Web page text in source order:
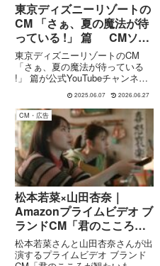
東京ディズニーリゾートの
CM 「さぁ、夏の魔法が待
っている !」 篇 CMソン
グ Mrs. GREEN APPLE
東京ディズニーリゾートのCM
「さぁ、夏の魔法が待っている
!」 篇が公式YouTubeチャンネル
APPLEの楽曲がCMソングとして
使用されています。2025年夏、
東京ディズニーリゾートと人気バ
ンドMr...
2025.06.07 2026.06.27
CM・広告
松本若菜×山田杏奈｜
Amazonプライムビデオ ブ
ランドCM「君のこころが
観たいもの。」＆「”泣い
て元気になる”っていうあ
松本若菜さんと山田杏奈さんが出
演するプライムビデオ ブランド